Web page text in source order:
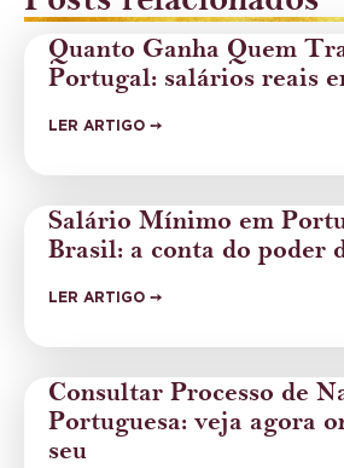
Quanto Ganha Quem
Portugal: salários reais
LER ARTIGO ➙
Salário Mínimo em
Brasil: a conta do poder
LER ARTIGO ➙
Consultar Processo de
Portuguesa: veja agora
seu